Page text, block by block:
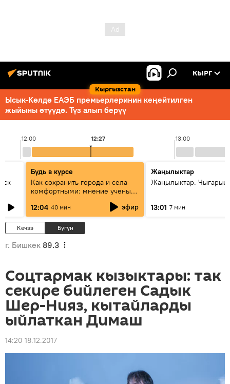
Кыргызстан
КЫРГ
Ысык-Көлдө ЕАЭБ премьерлеринин кеңейтилген
жыйыны өтүүдө. Түз алып берүү
12:00 13:00
12:27
Будь в курсе
Как сохранить города и села
комфортными: мнение ученых
12:04 40 мин эфир
Жаңылыктар
Жаңылыктар.
13:01 7 мин
Кечээ Бүгүн
г. Бишкек 89.3
Соцтармак кызыктары: так
секире бийлеген Садык
Шер-Нияз, кытайларды
ыйлаткан Димаш
14:20 18.12.2017